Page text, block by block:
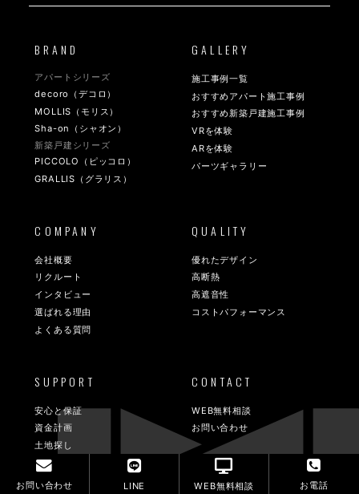
BRAND
アパートシリーズ
decoro（デコロ）
MOLLIS（モリス）
Sha-on（シャオン）
新築戸建シリーズ
PICCOLO（ピッコロ）
GRALLIS（グラリス）
GALLERY
施工事例一覧
おすすめアパート施工事例
おすすめ新築戸建施工事例
VRを体験
ARを体験
パーツギャラリー
COMPANY
会社概要
リクルート
インタビュー
選ばれる理由
よくある質問
QUALITY
優れたデザイン
高断熱
高遮音性
コストパフォーマンス
SUPPORT
安心と保証
資金計画
土地探し
CONTACT
WEB無料相談
お問い合わせ
お問い合わせ LINE WEB無料相談 お電話